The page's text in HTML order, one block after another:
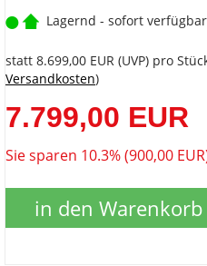
Lagernd - sofort verfügbar
statt 8.699,00 EUR (UVP) pro
Versandkosten)
7.799,00 EUR
Sie sparen 10.3% (900,00
in den Warenkorb